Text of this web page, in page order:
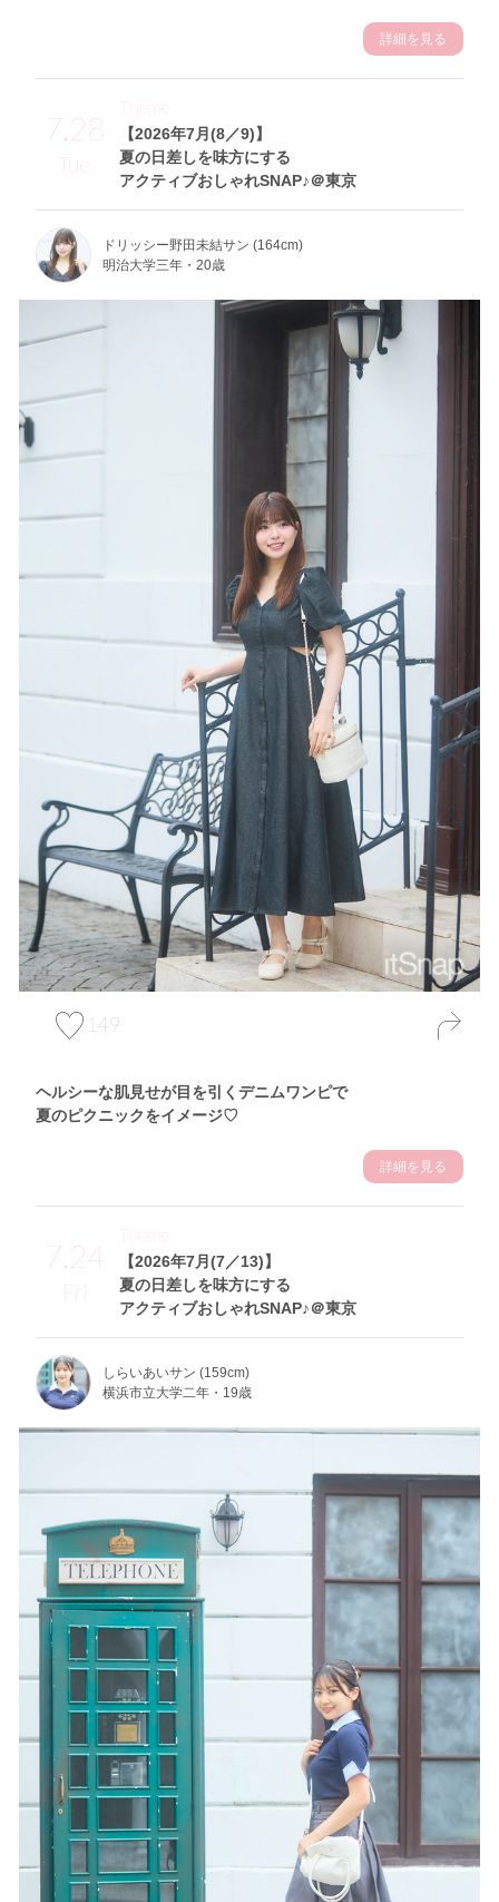
詳細を見る
7.28
Tue
【2026年7月(8／9)】
夏の日差しを味方にする
アクティブおしゃれSNAP♪＠東京
Theme
ドリッシー野田未結サン (164cm)
明治大学三年・20歳
149
ヘルシーな肌見せが目を引くデニムワンピで
夏のピクニックをイメージ♡
詳細を見る
7.24
Fri
【2026年7月(7／13)】
夏の日差しを味方にする
アクティブおしゃれSNAP♪＠東京
Theme
しらいあいサン (159cm)
横浜市立大学二年・19歳